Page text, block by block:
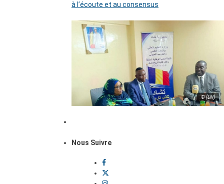
à l’écoute et au consensus
© (DR)
Nous Suivre